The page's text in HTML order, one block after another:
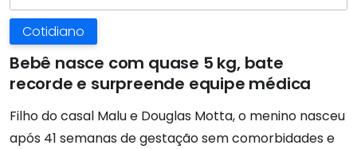
Cotidiano
Bebê nasce com quase 5 kg, bate
recorde e surpreende equipe médica
Filho do casal Malu e Douglas Motta, o menino nasceu
após 41 semanas de gestação sem comorbidades e